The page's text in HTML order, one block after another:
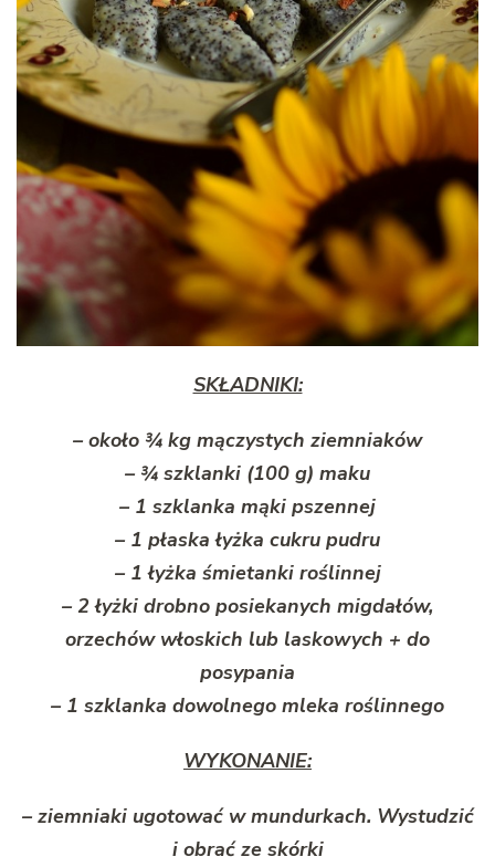
SKŁADNIKI:
– około ¾ kg mączystych ziemniaków
– ¾ szklanki (100 g) maku
– 1 szklanka mąki pszennej
– 1 płaska łyżka cukru pudru
– 1 łyżka śmietanki roślinnej
– 2 łyżki drobno posiekanych migdałów,
orzechów włoskich lub laskowych + do
posypania
– 1 szklanka dowolnego mleka roślinnego
WYKONANIE:
– ziemniaki ugotować w mundurkach. Wystudzić
i obrać ze skórki